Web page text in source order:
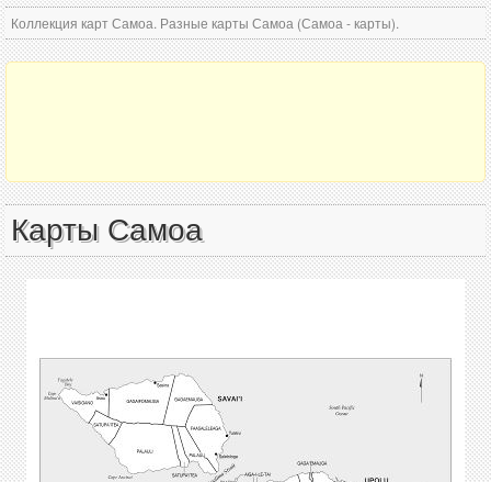
Коллекция карт Самоа. Разные карты Самоа (Самоа - карты).
Карты Самоа